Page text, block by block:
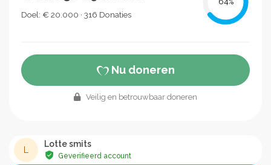
Doel: € 20.000 · 316 Donaties
Nu doneren
Veilig en betrouwbaar doneren
Lotte smits
Geverifieerd account